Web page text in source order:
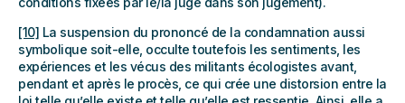
[10] La suspension du prononcé de la condamnation aussi
symbolique soit-elle, occulte toutefois les sentiments, les
expériences et les vécus des militants écologistes avant,
pendant et après le procès, ce qui crée une distorsion entre la